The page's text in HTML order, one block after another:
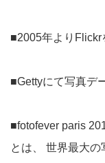
■2005年よりFlickr
■Gettyにて写真デ
■fotofever paris
とは、 世界最大